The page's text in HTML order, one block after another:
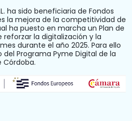
ha sido beneficiaria de Fondos
la mejora de la competitividad de
ha puesto en marcha un Plan de
la digitalización y la
durante el año 2025. Para ello
Programa Pyme Digital de la